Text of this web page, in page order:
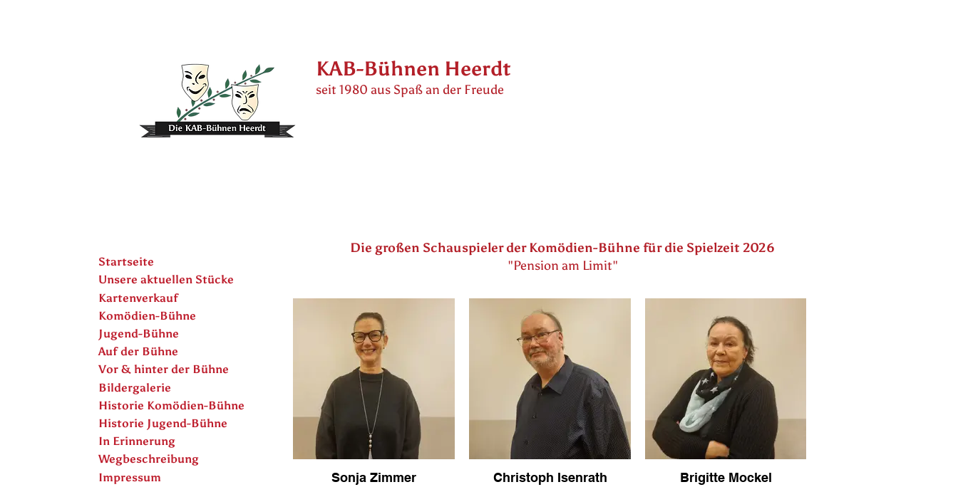
KAB-Bühnen Heerdt
seit 1980 aus Spaß an der Freude
Startseite
Unsere aktuellen Stücke
Kartenverkauf
Komödien-Bühne
Jugend-Bühne
Auf der Bühne
Vor & hinter der Bühne
Bildergalerie
Historie Komödien-Bühne
Historie Jugend-Bühne
In Erinnerung
Wegbeschreibung
Impressum
Die großen Schauspieler der Komödien-Bühne für die Spielzeit 2026
"Pension am Limit"
Sonja Zimmer Christoph Isenrath Brigitte Mockel